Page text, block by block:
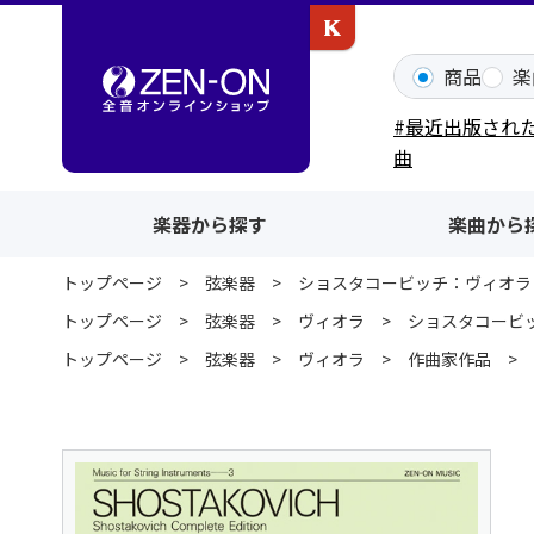
商品
#最近出版され
曲
楽器から探す 楽曲から
トップページ 弦楽器
ショスタコービッチ：ヴィオ
トップページ
弦楽器 ヴィオラ
ショスタコービ
トップページ
弦楽器 ヴィオラ 作曲家作品